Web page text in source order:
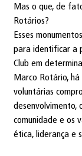
Mas o que, de
Rotários?
Esses
para identificar a
Club em
Marco Rotário,
voluntárias
desenvolvimento,
comunidade e os
ética, liderança e